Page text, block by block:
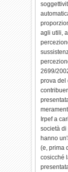
agli utili,
2699/
prova del
Irpef a
società
hanno
(e, prima
cosicché